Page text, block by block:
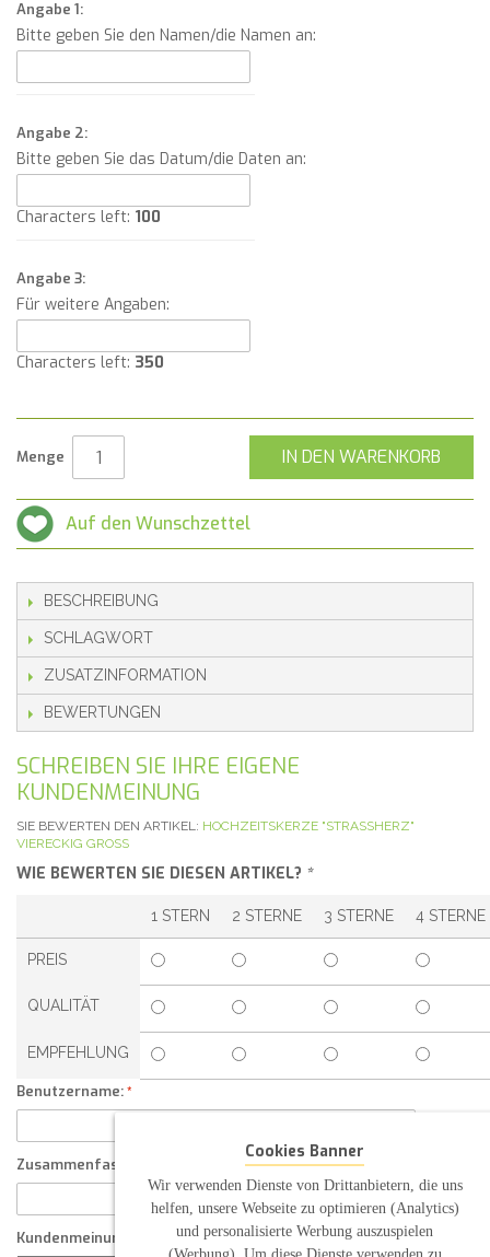
Angabe 1:
Bitte geben Sie den Namen/die Namen an:
Angabe 2:
Bitte geben Sie das Datum/die Daten an:
Characters left: 100
Angabe 3:
Für weitere Angaben:
Characters left: 350
Menge IN DEN WARENKORB
Auf den Wunschzettel
BESCHREIBUNG
SCHLAGWORT
ZUSATZINFORMATION
BEWERTUNGEN
SCHREIBEN SIE IHRE EIGENE
KUNDENMEINUNG
SIE BEWERTEN DEN ARTIKEL: HOCHZEITSKERZE "STRASSHERZ"
VIERECKIG GROSS
WIE BEWERTEN SIE DIESEN ARTIKEL? *
1 STERN 2 STERNE 3 STERNE 4 STERNE
PREIS
QUALITÄT
EMPFEHLUNG
Benutzername:
Zusammenfassung Ihrer Kundenmeinung
Kundenmeinung
Cookies Banner
Wir verwenden Dienste von Drittanbietern, die uns
helfen, unsere Webseite zu optimieren (Analytics)
und personalisierte Werbung auszuspielen
(Werbung). Um diese Dienste verwenden zu